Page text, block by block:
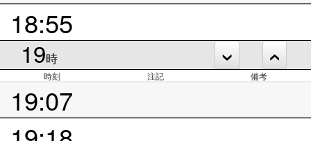
18:55
19時
時刻 注記 備考
19:07